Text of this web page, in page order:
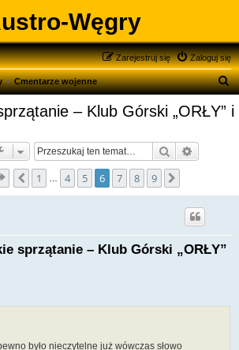
Węgry
Zaloguj się
Zarejestruj się
Cmentarze wojenne
S
u
– Klub Górski „ORŁY” i
Szukaj
Strona6 z9
Poprzednia
1 4 5 6 7 8 9
sprzątanie – Klub Górski „ORŁY”
było nieczytelne już wówczas słowo